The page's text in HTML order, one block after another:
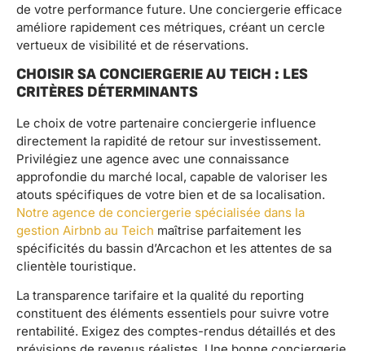
de votre performance future. Une conciergerie efficace
améliore rapidement ces métriques, créant un cercle
vertueux de visibilité et de réservations.
CHOISIR SA CONCIERGERIE AU TEICH : LES
CRITÈRES DÉTERMINANTS
Le choix de votre partenaire conciergerie influence
directement la rapidité de retour sur investissement.
Privilégiez une agence avec une connaissance
approfondie du marché local, capable de valoriser les
atouts spécifiques de votre bien et de sa localisation.
Notre agence de conciergerie spécialisée dans la
gestion Airbnb au Teich maîtrise parfaitement les
spécificités du bassin d’Arcachon et les attentes de sa
clientèle touristique.
La transparence tarifaire et la qualité du reporting
constituent des éléments essentiels pour suivre votre
rentabilité. Exigez des comptes-rendus détaillés et des